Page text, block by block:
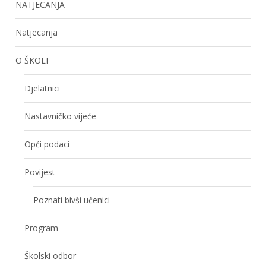
NATJECANJA
Natjecanja
O ŠKOLI
Djelatnici
Nastavničko vijeće
Opći podaci
Povijest
Poznati bivši učenici
Program
Školski odbor